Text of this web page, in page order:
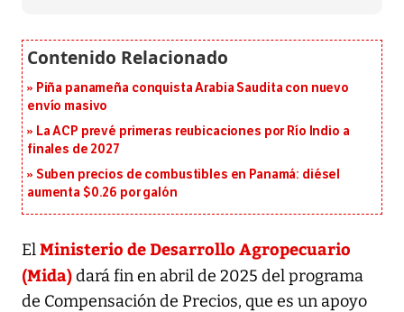
Piña panameña conquista Arabia Saudita con nuevo
envío masivo
La ACP prevé primeras reubicaciones por Río Indio a
finales de 2027
Suben precios de combustibles en Panamá: diésel
aumenta $0.26 por galón
ElMinisterio de Desarrollo Agropecuario
(Mida)dará fin en abril de 2025 del programa
de Compensación de Precios, que es un apoyo